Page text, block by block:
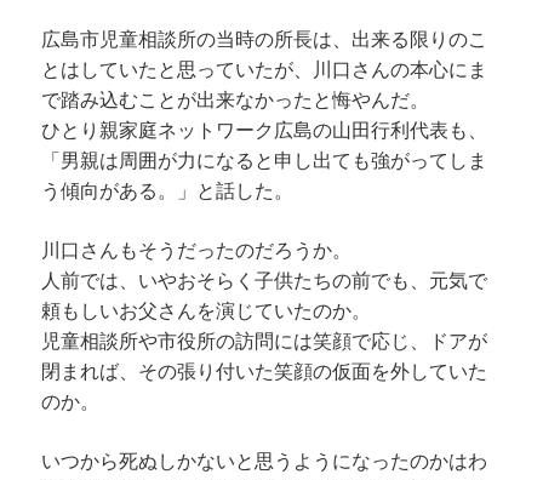
広島市児童相談所の当時の所長は、出来る限りのこ
とはしていたと思っていたが、川口さんの本心にま
で踏み込むことが出来なかったと悔やんだ。
ひとり親家庭ネットワーク広島の山田行利代表も、
「男親は周囲が力になると申し出ても強がってしま
う傾向がある。」と話した。
川口さんもそうだったのだろうか。
人前では、いやおそらく子供たちの前でも、元気で
頼もしいお父さんを演じていたのか。
児童相談所や市役所の訪問には笑顔で応じ、ドアが
閉まれば、その張り付いた笑顔の仮面を外していた
のか。
いつから死ぬしかないと思うようになったのかはわ